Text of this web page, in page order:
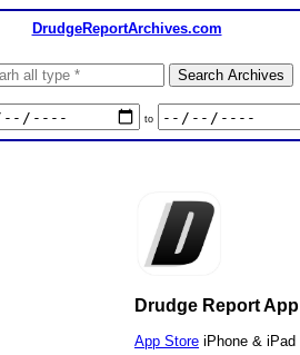
DrudgeReportArchives.com
to
Drudge Report App
App Store iPhone & iPad